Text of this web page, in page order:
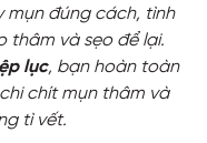
mụn đúng cách, tình
thâm và sẹo để lại.
lục, bạn hoàn toàn
chít mụn thâm và
tì vết.